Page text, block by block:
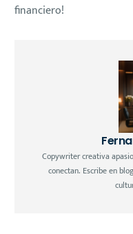
financiero!
Copywriter creativa
conectan. Escribe en